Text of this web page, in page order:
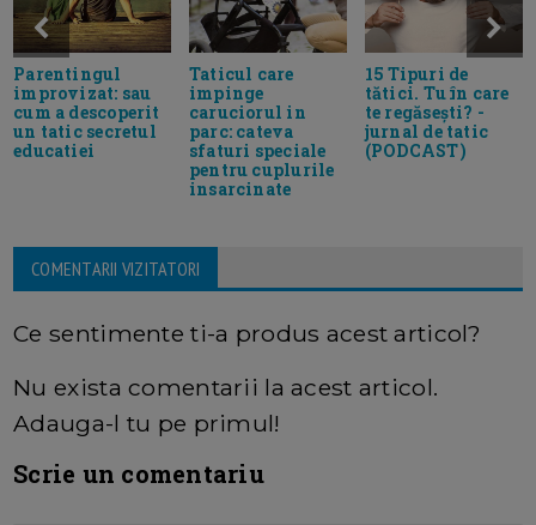
Parentingul
improvizat: sau
cum a descoperit
un tatic secretul
educatiei
Taticul care
impinge
caruciorul in
parc: cateva
sfaturi speciale
pentru cuplurile
insarcinate
15 Tipuri de
tătici. Tu în care
te regăsești? -
jurnal de tatic
(PODCAST)
COMENTARII VIZITATORI
Ce sentimente ti-a produs acest articol?
Nu exista comentarii la acest articol.
Adauga-l tu pe primul!
Scrie un comentariu